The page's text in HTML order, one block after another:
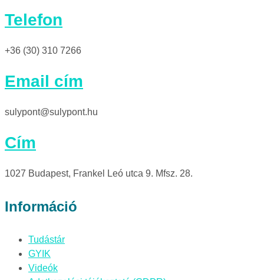
Telefon
+36 (30) 310 7266
Email cím
sulypont@sulypont.hu
Cím
1027 Budapest, Frankel Leó utca 9. Mfsz. 28.
Információ
Tudástár
GYIK
Videók